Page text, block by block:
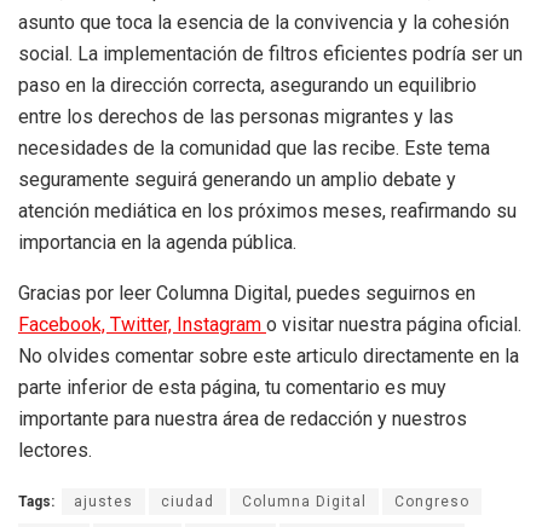
asunto que toca la esencia de la convivencia y la cohesión
social. La implementación de filtros eficientes podría ser un
paso en la dirección correcta, asegurando un equilibrio
entre los derechos de las personas migrantes y las
necesidades de la comunidad que las recibe. Este tema
seguramente seguirá generando un amplio debate y
atención mediática en los próximos meses, reafirmando su
importancia en la agenda pública.
Gracias por leer Columna Digital, puedes seguirnos en
Facebook, Twitter, Instagram o visitar nuestra página oficial.
No olvides comentar sobre este articulo directamente en la
parte inferior de esta página, tu comentario es muy
importante para nuestra área de redacción y nuestros
lectores.
Tags: ajustes ciudad Columna Digital Congreso